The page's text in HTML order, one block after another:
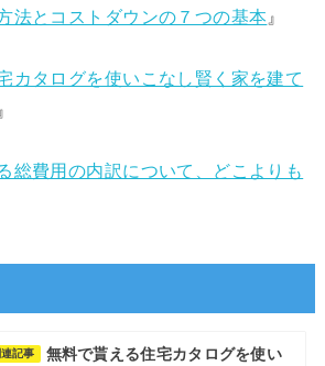
法とコストダウンの７つの基本 』
カタログを使いこなし賢く家を建て
総費用の内訳について、どこよりも
連記事 無料で貰える住宅カタログを使い